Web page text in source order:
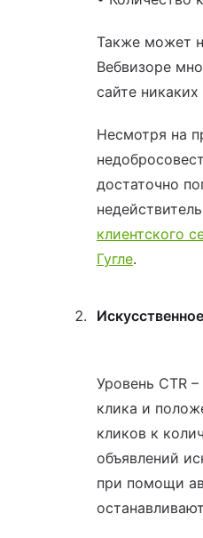
Также может
Вебвизоре
сайте
Несмотря на
достаточно
клиентского
Гугле.
Уровень CTR
клика и
кликов к
объявлений
при помощи